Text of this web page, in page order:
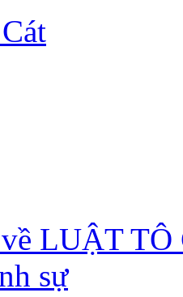
LUẬT TÔ
sự